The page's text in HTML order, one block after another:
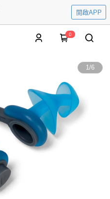
開啟APP
0
1/6